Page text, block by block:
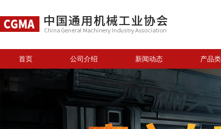
首页 公司介绍 新闻动态 产品